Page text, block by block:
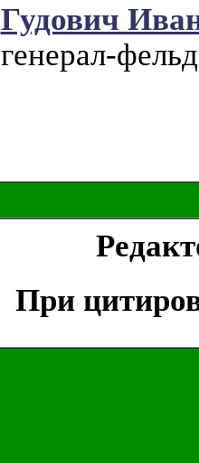
Гудович
генерал-
При